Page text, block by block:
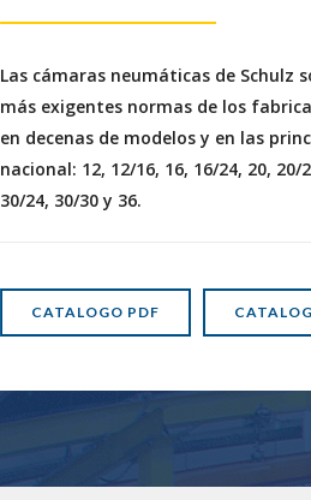
Las cámaras neumáticas de Schulz
más exigentes normas de los
en decenas de modelos y en las
nacional: 12, 12/16, 16, 16/24, 20, 20/
30/24, 30/30 y 36.
CATALOGO PDF